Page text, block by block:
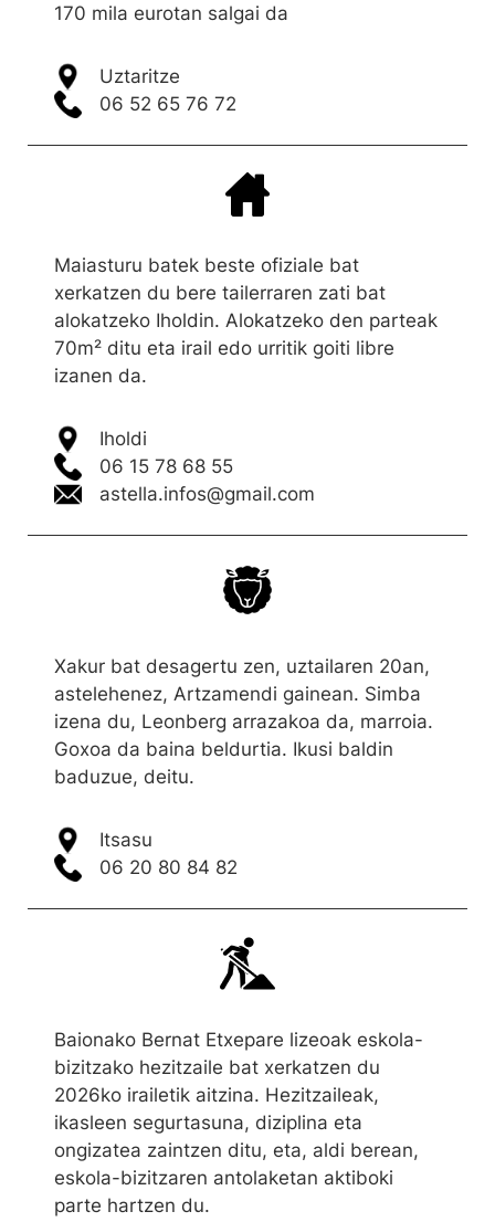
170 mila eurotan salgai da
Uztaritze
06 52 65 76 72
Maiasturu batek beste ofiziale bat
xerkatzen du bere tailerraren zati bat
alokatzeko Iholdin. Alokatzeko den parteak
70m² ditu eta irail edo urritik goiti libre
izanen da.
Iholdi
06 15 78 68 55
astella.infos@gmail.com
Xakur bat desagertu zen, uztailaren 20an,
astelehenez, Artzamendi gainean. Simba
izena du, Leonberg arrazakoa da, marroia.
Goxoa da baina beldurtia. Ikusi baldin
baduzue, deitu.
Itsasu
06 20 80 84 82
Baionako Bernat Etxepare lizeoak eskola-
bizitzako hezitzaile bat xerkatzen du
2026ko irailetik aitzina. Hezitzaileak,
ikasleen segurtasuna, diziplina eta
ongizatea zaintzen ditu, eta, aldi berean,
eskola-bizitzaren antolaketan aktiboki
parte hartzen du.